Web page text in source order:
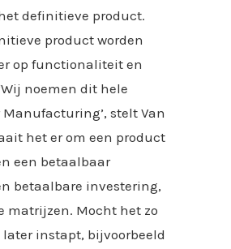
definitieve product.
product worden
op functionaliteit en
noemen dit hele
Manufacturing’, stelt Van
het er om een product
een betaalbaar
betaalbare investering,
matrijzen. Mocht het zo
instapt, bijvoorbeeld